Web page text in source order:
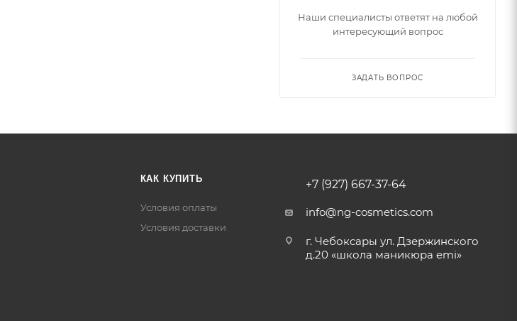
Наши специалисты ответят на любой
интересующий вопрос
ЗАДАТЬ ВОПРОС
КАК КУПИТЬ
Условия оплаты
Условия доставки
+7 (927) 667-37-64
info@ng-cosmetics.com
г. Чебоксары ул. Дзержинского
д.20 «школа маникюра emi»